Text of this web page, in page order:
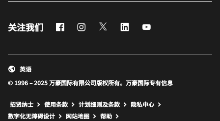
关注我们 FacebookInstagram
Twitter LinkedIn
© 1996 – 2025 万豪国际有限公司版权所有。万豪国际专有信息
英语
招贤纳士 使用条款 计划细则及条款
隐私中心
数字化无障碍设计
网站地图 打开新窗口
帮助